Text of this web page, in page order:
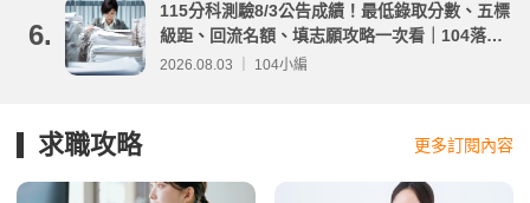
6.
115分科測驗8/3公告成績！最低錄取分數、五標
級距、回流名額、填志願攻略一次看｜104落點
分析
2026.08.03 ｜ 104小編
求職攻略 更多訂閱內容